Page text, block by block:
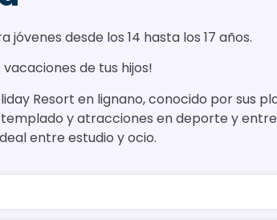
jóvenes desde los 14 hasta los 17 años.
de tus hijos!
Resort en lignano, conocido por sus
y atracciones en deporte y
entre estudio y ocio.